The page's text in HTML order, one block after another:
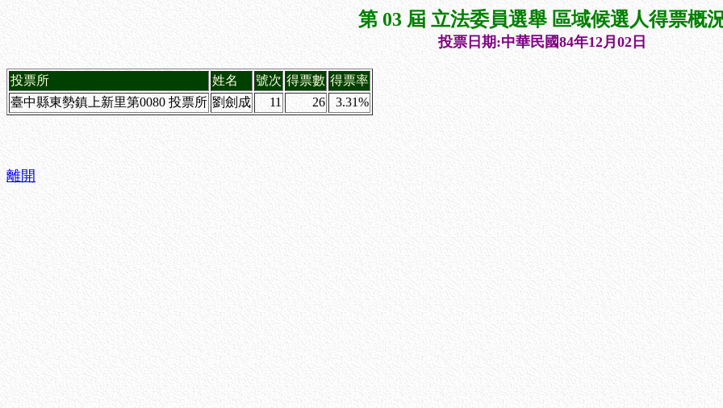
第 03 屆 立法委員選舉 區域候選人得票概
投票日期:中華民國84年12月02日
投票所 姓名 號次 得票數 得票率
臺中縣東勢鎮上新里第0080 投票所 劉劍成 11 26 3.31%
離開